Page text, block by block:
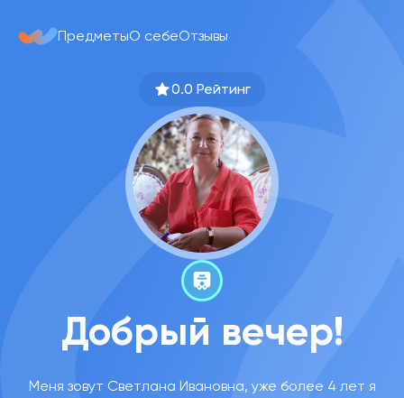
ПредметыО себеОтзывы
0.0 Рейтинг
Добрый вечер!
Меня зовут Светлана Ивановна, уже более 4 лет я